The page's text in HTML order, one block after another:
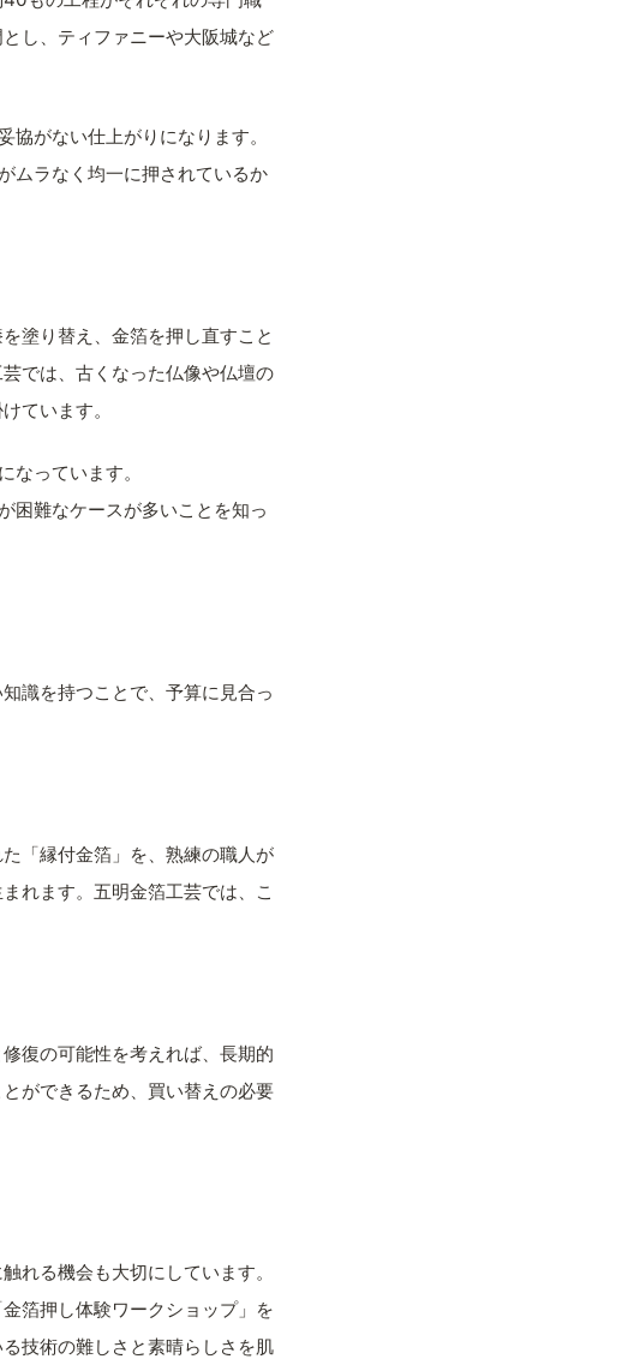
し、ティファニーや大阪城など
がない仕上がりになります。
ムラなく均一に押されているか
塗り替え、金箔を押し直すこと
では、古くなった仏像や仏壇の
ています。
っています。
困難なケースが多いことを知っ
識を持つことで、予算に見合っ
「縁付金箔」を、熟練の職人が
れます。五明金箔工芸では、こ
復の可能性を考えれば、長期的
ができるため、買い替えの必要
れる機会も大切にしています。
箔押し体験ワークショップ」を
技術の難しさと素晴らしさを肌